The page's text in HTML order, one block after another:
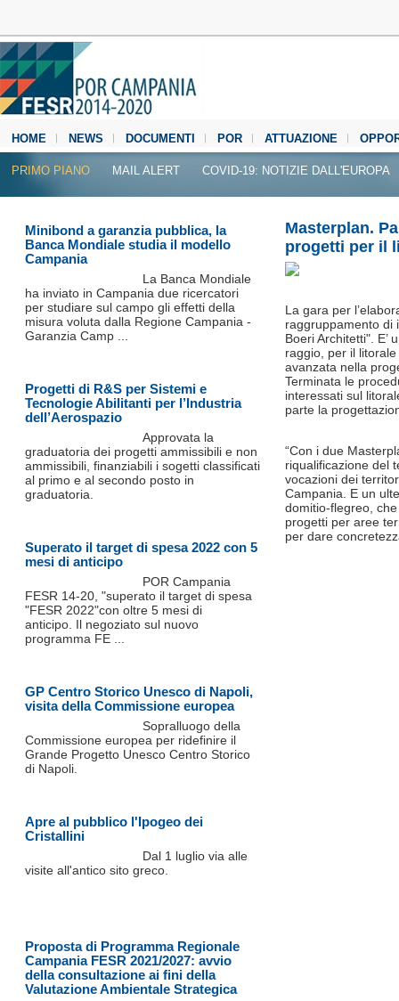
HOME NEWS DOCUMENTI POR ATTUAZIONE
MEDIA CENTER
PRIMO PIANO MAIL ALERT COVID-19: NOTIZIE DALL'EUROPA
Masterplan.
progetti per il
La gara per
raggruppamento di
Boeri Architetti". E’
raggio, per il
avanzata nella
Terminata le
interessati sul
parte la
“Con i due
riqualificazione del
vocazioni dei
Campania. E un
domitio-flegreo,
progetti per aree
per dare
Minibond a garanzia pubblica, la
Banca Mondiale studia il modello
Campania
La Banca Mondiale
ha inviato in Campania due ricercatori
per studiare sul campo gli effetti della
misura voluta dalla Regione Campania -
Garanzia Camp ...
Progetti di R&S per Sistemi e
Tecnologie Abilitanti per l’Industria
dell’Aerospazio
Approvata la
graduatoria dei progetti ammissibili e non
ammissibili, finanziabili i sogetti classificati
al primo e al secondo posto in
graduatoria.
Superato il target di spesa 2022 con 5
mesi di anticipo
POR Campania
FESR 14-20, "superato il target di spesa
"FESR 2022"con oltre 5 mesi di
anticipo. Il negoziato sul nuovo
programma FE ...
GP Centro Storico Unesco di Napoli,
visita della Commissione europea
Sopralluogo della
Commissione europea per ridefinire il
Grande Progetto Unesco Centro Storico
di Napoli.
Apre al pubblico l'Ipogeo dei
Cristallini
Dal 1 luglio via alle
visite all'antico sito greco.
Proposta di Programma Regionale
Campania FESR 2021/2027: avvio
della consultazione ai fini della
Valutazione Ambientale Strategica